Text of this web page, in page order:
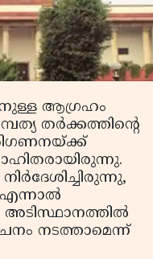
ആഗ്രഹം
തർക്കത്തിന്റെ
നടത്താമെന്ന്